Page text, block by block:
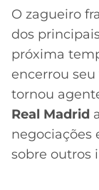
O zagueiro
dos
próxima
encerrou
tornou
Real Madrid
negociações
sobre outros